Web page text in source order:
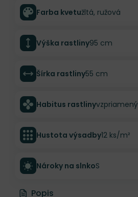
Farba kvetužltá, ružová
Výška rastliny95 cm
Šírka rastliny55 cm
Habitus rastlinyvzpriamený
Hustota výsadby12 ks/m²
Nároky na slnkoS
Popis